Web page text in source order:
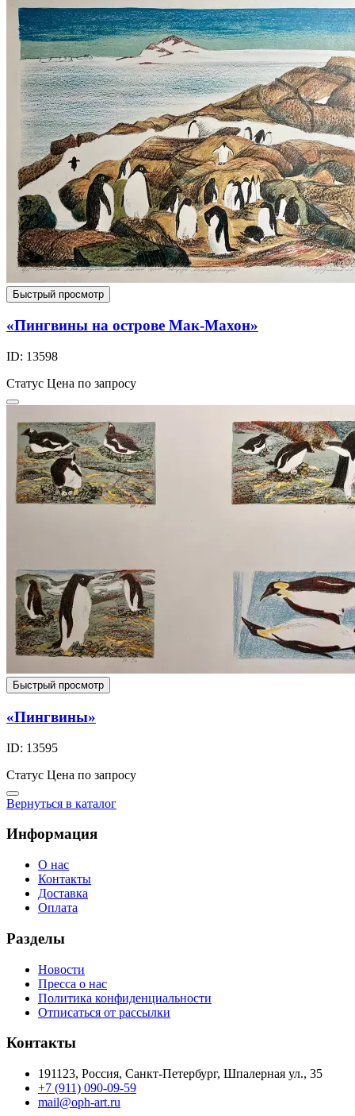
Быстрый просмотр
«Пингвины на острове Мак-Махон»
ID: 13598
Статус Цена по запросу
Быстрый просмотр
«Пингвины»
ID: 13595
Статус Цена по запросу
Вернуться в каталог
Информация
О нас
Контакты
Доставка
Оплата
Разделы
Новости
Пресса о нас
Политика конфиденциальности
Отписаться от рассылки
Контакты
191123, Россия, Санкт-Петербург, Шпалерная ул., 35
+7 (911) 090-09-59
mail@oph-art.ru